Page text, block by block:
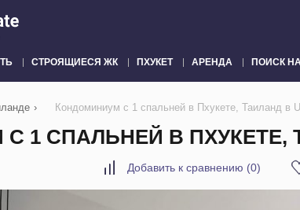
СТРОЯЩИЕСЯ ЖК ПХУКЕТ АРЕНДА ПОИСК
› Кондоминиум с 1 спальней в Пхукете, Таиланд в
1 СПАЛЬНЕЙ В ПХУКЕТЕ,
Добавить к сравнению (0)